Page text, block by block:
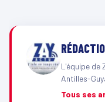
L'équipe de
Antilles-
Tous ses